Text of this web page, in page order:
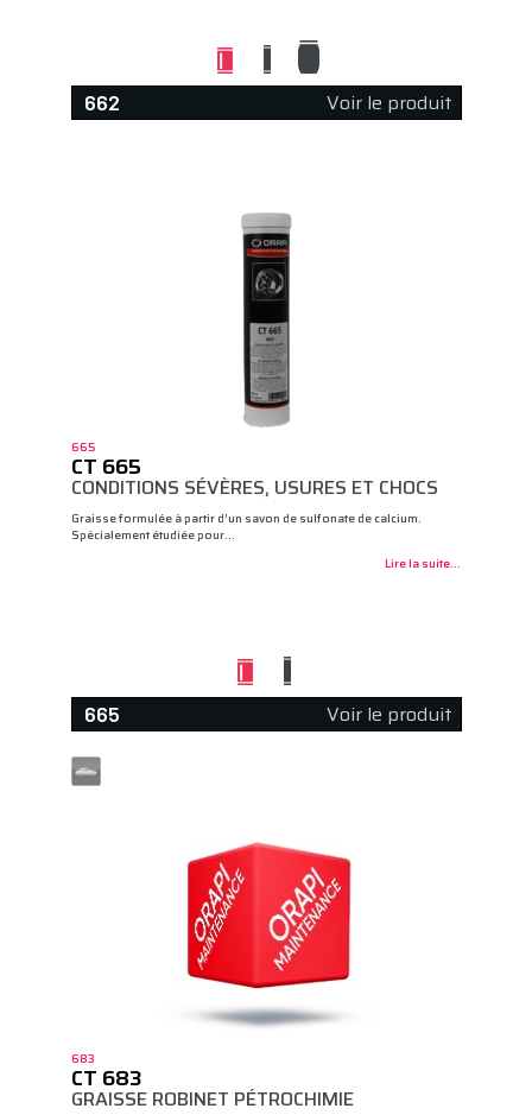
662 Voir le produit
665
CT 665
CONDITIONS SÉVÈRES, USURES ET CHOCS
Graisse formulée à partir d’un savon de sulfonate de calcium.
Spécialement étudiée pour…
Lire la suite...
665 Voir le produit
683
CT 683
GRAISSE ROBINET PÉTROCHIMIE